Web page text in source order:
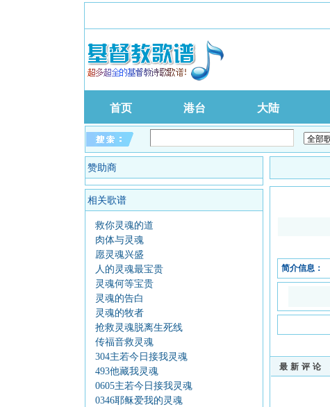
首页 港台 大陆
赞助商
相关歌谱
救你灵魂的道
肉体与灵魂
愿灵魂兴盛
人的灵魂最宝贵
灵魂何等宝贵
灵魂的告白
灵魂的牧者
抢救灵魂脱离生死线
传福音救灵魂
304主若今日接我灵魂
493他藏我灵魂
0605主若今日接我灵魂
0346耶稣爱我的灵魂
简介信息：
最新评论